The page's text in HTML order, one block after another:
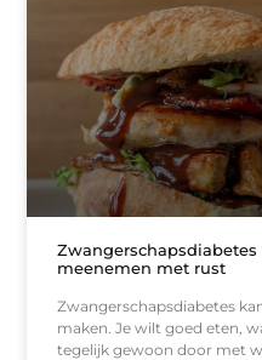
meenemen met rust
Zwangerschapsdiabetes
maken. Je wilt goed eten,
tegelijk gewoon door met